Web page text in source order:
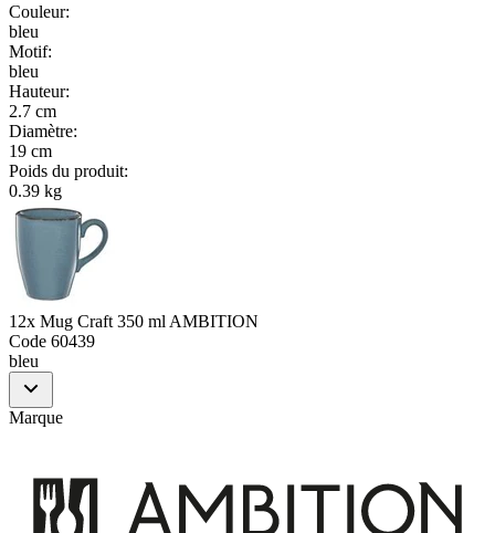
Couleur:
bleu
Motif:
bleu
Hauteur:
2.7 cm
Diamètre:
19 cm
Poids du produit:
0.39 kg
12x Mug Craft 350 ml AMBITION
Code 60439
bleu
Marque